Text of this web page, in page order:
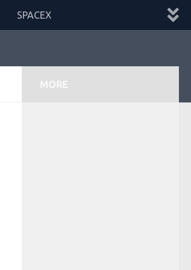
SPACEX
MORE